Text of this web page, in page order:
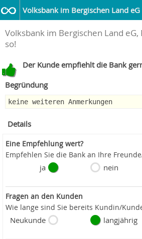
Volksbank im Bergischen Land eG
Volksbank im Bergischen Land
so!
Der Kunde empfiehlt die Bank
Begründung
keine weiteren Anmerkungen
Details
Eine Empfehlung wert?
Empfehlen Sie die Bank an Ihre
ja nein
Fragen an den Kunden
Wie lange sind Sie bereits Kundin/
Neukunde langjährig